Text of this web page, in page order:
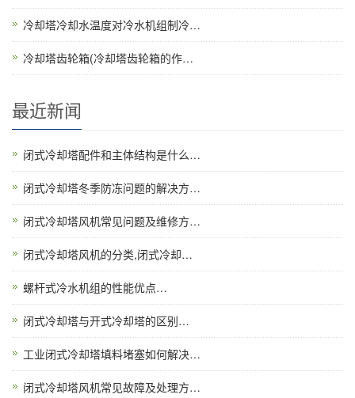
冷却塔冷却水温度对冷水机组制冷…
冷却塔齿轮箱(冷却塔齿轮箱的作…
最近新闻
闭式冷却塔配件和主体结构是什么…
闭式冷却塔冬季防冻问题的解决方…
闭式冷却塔风机常见问题及维修方…
闭式冷却塔风机的分类,闭式冷却…
螺杆式冷水机组的性能优点…
闭式冷却塔与开式冷却塔的区别…
工业闭式冷却塔填料堵塞如何解决…
闭式冷却塔风机常见故障及处理方…